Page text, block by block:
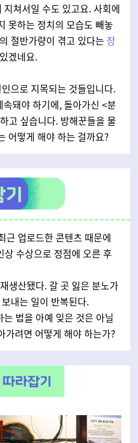
쳐서일 수도 있고요. 사회에
못하는 정치의 모습도 빼놓
절반가량이 겪고 있다는 장
겠네요.
으로 지목되는 것들입니다.
돼야 하기에, 돌아가신 <분
고 싶습니다. 방해꾼들을 물
어떻게 해야 하는 걸까요?
근 업로드한 콘텐츠 때문에
수상으로 정점에 오른 후
생산됐다. 갈 곳 잃은 분노가
내는 일이 반복된다.
법을 아예 잊은 것은 아닐
가려면 어떻게 해야 하는가?